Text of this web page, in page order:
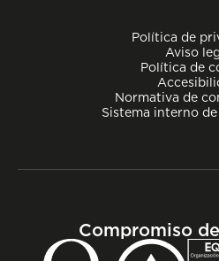
Política de
Aviso
Política de
Normativa de
Sistema interno
Compromiso